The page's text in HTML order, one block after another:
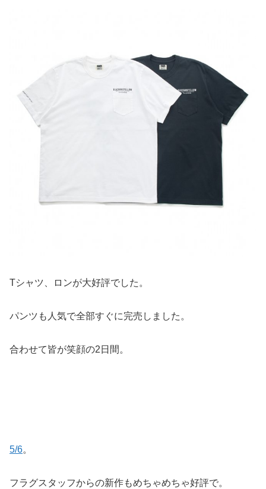
Tシャツ、ロンが大好評でした。
パンツも人気で全部すぐに完売しました。
合わせて皆が笑顔の2日間。
5/6。
フラグスタッフからの新作もめちゃめちゃ好評で。